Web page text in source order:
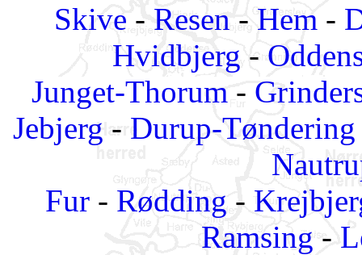
Skive - Resen - Hem -
Hvidbjerg -
Junget-Thorum -
Jebjerg - Durup-Tøndering
Fur - Rødding -
Ramsing -